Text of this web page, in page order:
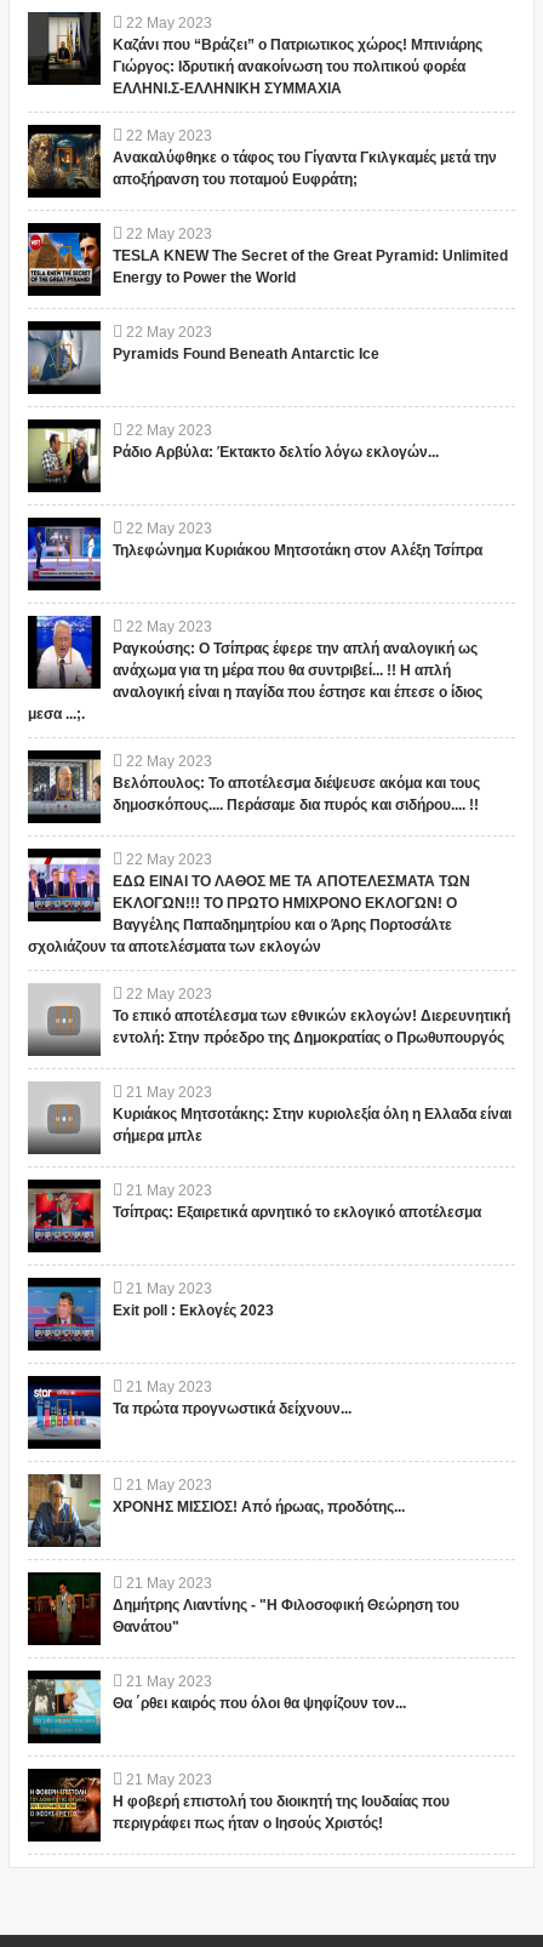
22 May 2023
Καζάνι που “Βράζει” ο Πατριωτικος χώρος! Μπινιάρης
Γιώργος: Ιδρυτική ανακοίνωση του πολιτικού φορέα
ΕΛΛΗΝΙ.Σ-ΕΛΛΗΝΙΚΗ ΣΥΜΜΑΧΙΑ
22 May 2023
Ανακαλύφθηκε ο τάφος του Γίγαντα Γκιλγκαμές μετά την
αποξήρανση του ποταμού Ευφράτη;
22 May 2023
TESLA KNEW The Secret of the Great Pyramid: Unlimited
Energy to Power the World
22 May 2023
Pyramids Found Beneath Antarctic Ice
22 May 2023
Ράδιο Αρβύλα: Έκτακτο δελτίο λόγω εκλογών...
22 May 2023
Τηλεφώνημα Κυριάκου Μητσοτάκη στον Αλέξη Τσίπρα
22 May 2023
Ραγκούσης: Ο Τσίπρας έφερε την απλή αναλογική ως
ανάχωμα για τη μέρα που θα συντριβεί... !! Η απλή
αναλογική είναι η παγίδα που έστησε και έπεσε ο ίδιος
μεσα ...;.
22 May 2023
Βελόπουλος: Το αποτέλεσμα διέψευσε ακόμα και τους
δημοσκόπους.... Περάσαμε δια πυρός και σιδήρου.... !!
22 May 2023
ΕΔΩ ΕΙΝΑΙ ΤΟ ΛΑΘΟΣ ΜΕ ΤΑ ΑΠΟΤΕΛΕΣΜΑΤΑ ΤΩΝ
ΕΚΛΟΓΩΝ!!! ΤΟ ΠΡΩΤΟ ΗΜΙΧΡΟΝΟ ΕΚΛΟΓΩΝ! Ο
Βαγγέλης Παπαδημητρίου και ο Άρης Πορτοσάλτε
σχολιάζουν τα αποτελέσματα των εκλογών
22 May 2023
Το επικό αποτέλεσμα των εθνικών εκλογών! Διερευνητική
εντολή: Στην πρόεδρο της Δημοκρατίας ο Πρωθυπουργός
21 May 2023
Κυριάκος Μητσοτάκης: Στην κυριολεξία όλη η Ελλαδα είναι
σήμερα μπλε
21 May 2023
Τσίπρας: Εξαιρετικά αρνητικό το εκλογικό αποτέλεσμα
21 May 2023
Exit poll : Εκλογές 2023
21 May 2023
Τα πρώτα προγνωστικά δείχνουν...
21 May 2023
ΧΡΟΝΗΣ ΜΙΣΣΙΟΣ! Από ήρωας, προδότης...
21 May 2023
Δημήτρης Λιαντίνης - "Η Φιλοσοφική Θεώρηση του
Θανάτου"
21 May 2023
Θα ΄ρθει καιρός που όλοι θα ψηφίζουν τον...
21 May 2023
Η φοβερή επιστολή του διοικητή της Ιουδαίας που
περιγράφει πως ήταν ο Ιησούς Χριστός!